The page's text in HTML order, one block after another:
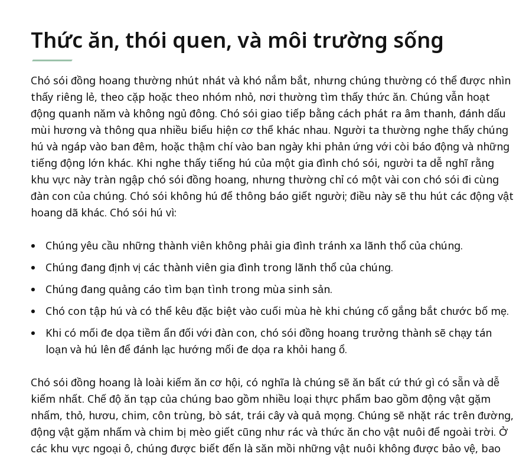
Thức ăn, thói quen, và môi trường sống
Chó sói đồng hoang thường nhút nhát và khó nắm bắt, nhưng chúng thường có thể được nhìn
thấy riêng lẻ, theo cặp hoặc theo nhóm nhỏ, nơi thường tìm thấy thức ăn. Chúng vẫn hoạt
động quanh năm và không ngủ đông. Chó sói giao tiếp bằng cách phát ra âm thanh, đánh dấu
mùi hương và thông qua nhiều biểu hiện cơ thể khác nhau. Người ta thường nghe thấy chúng
hú và ngáp vào ban đêm, hoặc thậm chí vào ban ngày khi phản ứng với còi báo động và những
tiếng động lớn khác. Khi nghe thấy tiếng hú của một gia đình chó sói, người ta dễ nghĩ rằng
khu vực này tràn ngập chó sói đồng hoang, nhưng thường chỉ có một vài con chó sói đi cùng
đàn con của chúng. Chó sói không hú để thông báo giết người; điều này sẽ thu hút các động vật
hoang dã khác. Chó sói hú vì:
Chúng yêu cầu những thành viên không phải gia đình tránh xa lãnh thổ của chúng.
Chúng đang định vị các thành viên gia đình trong lãnh thổ của chúng.
Chúng đang quảng cáo tìm bạn tình trong mùa sinh sản.
Chó con tập hú và có thể kêu đặc biệt vào cuối mùa hè khi chúng cố gắng bắt chước bố mẹ.
Khi có mối đe dọa tiềm ẩn đối với đàn con, chó sói đồng hoang trưởng thành sẽ chạy tán
loạn và hú lên để đánh lạc hướng mối đe dọa ra khỏi hang ổ.
Chó sói đồng hoang là loài kiếm ăn cơ hội, có nghĩa là chúng sẽ ăn bất cứ thứ gì có sẵn và dễ
kiếm nhất. Chế độ ăn tạp của chúng bao gồm nhiều loại thực phẩm bao gồm động vật gặm
nhấm, thỏ, hươu, chim, côn trùng, bò sát, trái cây và quả mọng. Chúng sẽ nhặt rác trên đường,
động vật gặm nhấm và chim bị mèo giết cũng như rác và thức ăn cho vật nuôi để ngoài trời. Ở
các khu vực ngoại ô, chúng được biết đến là săn mồi những vật nuôi không được bảo vệ, bao